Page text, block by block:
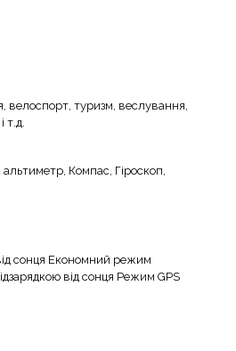
велоспорт, туризм, веслування,
т.д.
Компас, Гіроскоп,
сонця Економний режим
від сонця Режим GPS